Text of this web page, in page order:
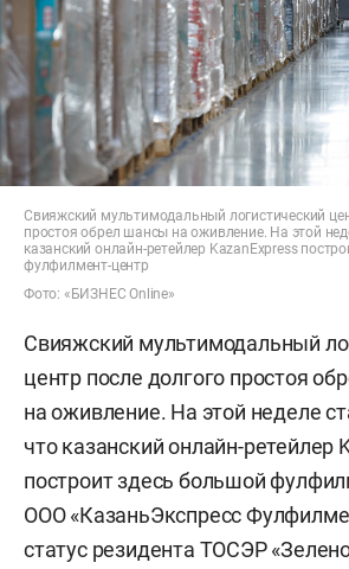
Свияжский мультимодальный логистический
простоя обрел шансы на оживление. На этой
казанский онлайн-ретейлер KazanExpress
фулфилмент-центр
Фото: «БИЗНЕС Online»
Свияжский мультимодальный
центр после долгого простоя
на оживление. На этой неделе
что казанский онлайн-ретейлер
построит здесь большой
ООО «КазаньЭкспресс
статус резидента ТОСЭР